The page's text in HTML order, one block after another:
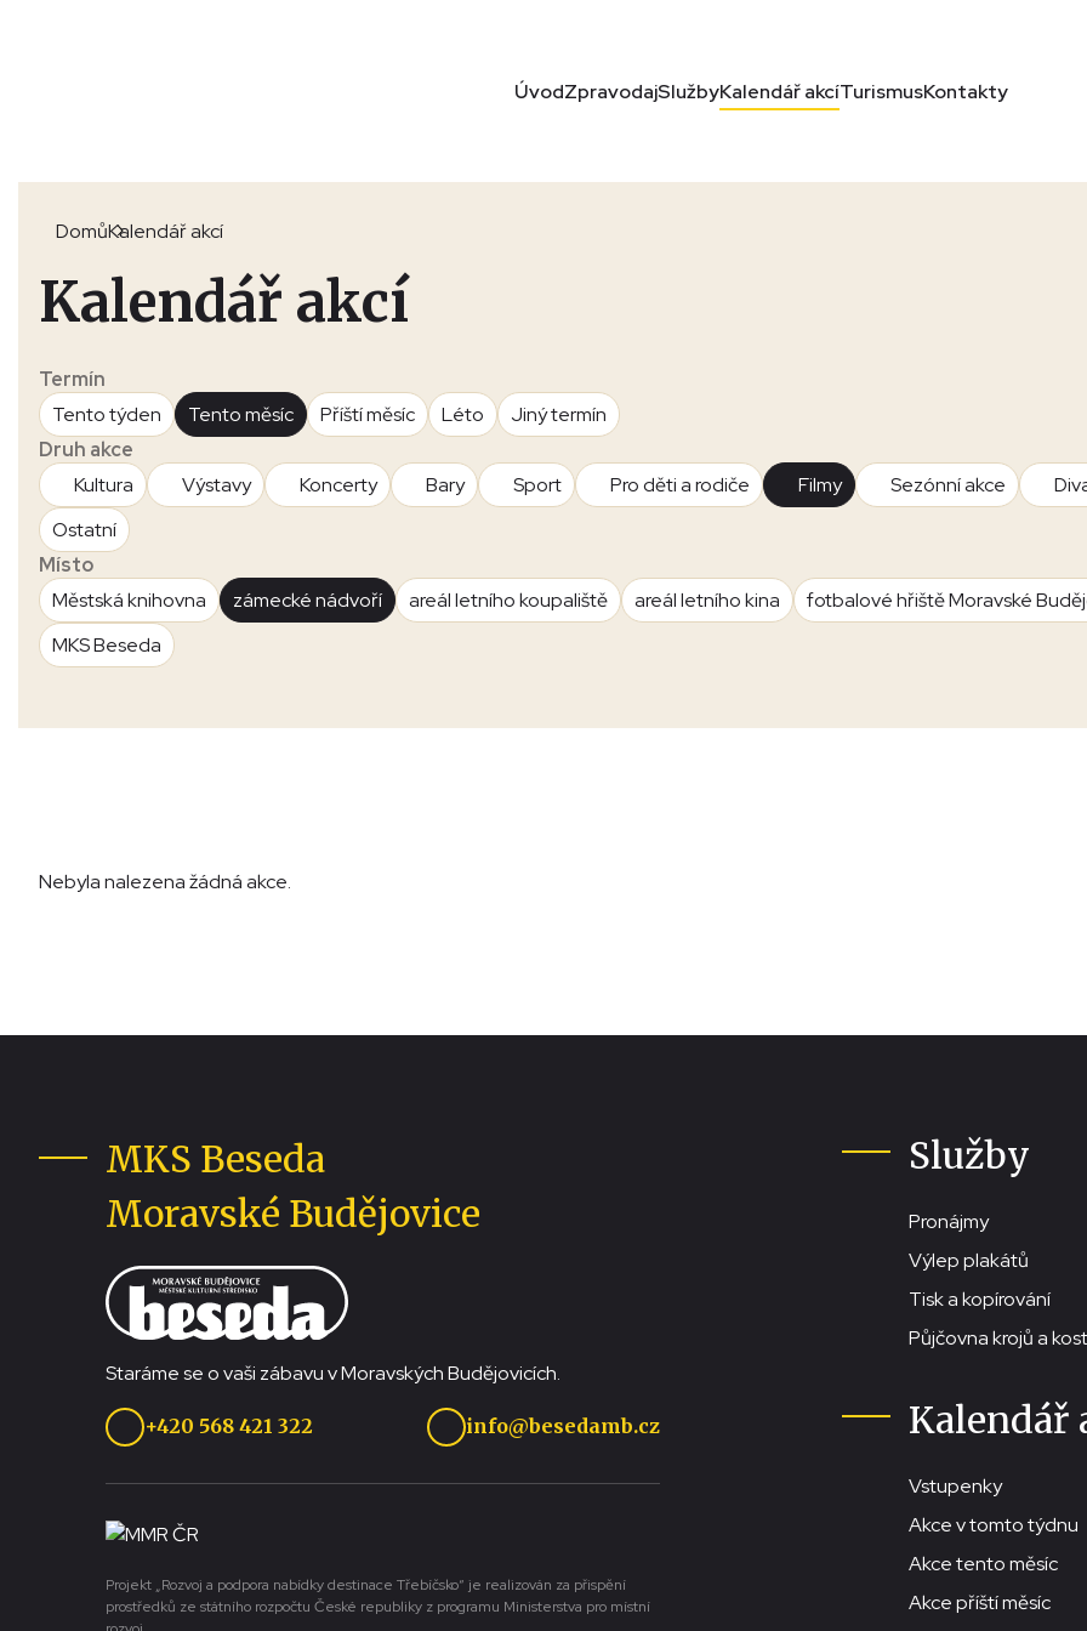
ÚvodZpravodajSlužbyKalendář akcíTurismusKontakty
DomůKalendář akcí
Kalendář akcí
Termín
Tento týden
Tento měsíc Příští měsíc Léto
Jiný termín
Druh akce
Kultura
Výstavy Koncerty Bary Sport Pro děti a rodiče Filmy Sezónní akce
Ostatní
Místo
Městská knihovna
zámecké nádvoří areál letního koupaliště areál letního kina
fotbalové hřiště Moravské
MKS Beseda
Nebyla nalezena žádná akce.
MKS Beseda
Moravské Budějovice
Staráme se o vaši zábavu v Moravských Budějovicích.
+420 568 421 322 info@besedamb.cz
Projekt „Rozvoj a podpora nabídky destinace Třebíčsko“ je realizován za přispění
prostředků ze státního rozpočtu České republiky z programu Ministerstva pro místní
Služby
Pronájmy
Výlep plakátů
Tisk a kopírování
Půjčovna krojů a
Kalendář
Vstupenky
Akce v tomto týdnu
Akce tento měsíc
Akce příští měsíc